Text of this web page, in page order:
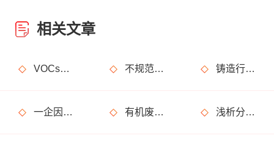
相关文章
VOCs主要包含哪些物质？ 不规范使用废气处理设备的法律后果 铸造行业废气处理设计
一企因非甲烷总烃超标获罚15万元 有机废气处理工程技术方案设计要点 浅析分子筛转轮常见问题及解决方法